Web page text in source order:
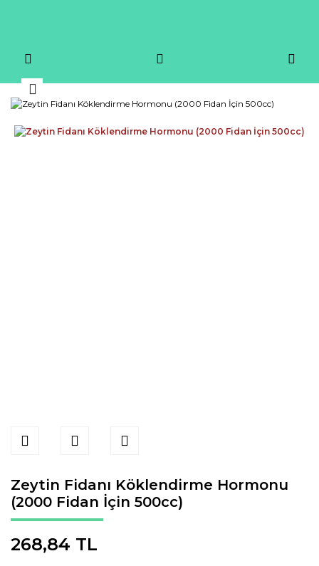
Zeytin Fidanı Köklendirme Hormonu
(2000 Fidan İçin 500cc)
268,84 TL